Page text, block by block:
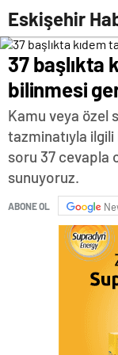
Eskişehir
37 başlıkta
bilinmesi
Kamu veya özel
tazminatıyla
soru 37 cevapla
sunuyoruz.
ABONE OL